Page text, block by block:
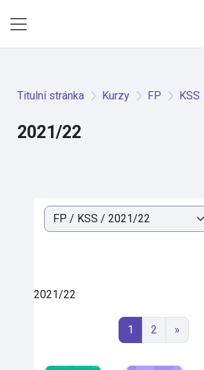
Titulní stránka Kurzy FP KSS
2021/22
Kategorie kurzů
2021/22
1 Stránka 1
2 Stránka 2
»